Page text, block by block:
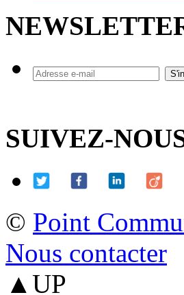
SUIVEZ-
© Point
Nous contacter
▲UP